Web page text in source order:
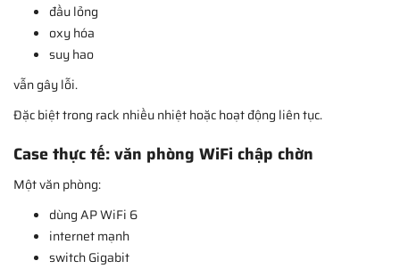
đầu lỏng
oxy hóa
suy hao
vẫn gây lỗi.
Đặc biệt trong rack nhiều nhiệt hoặc hoạt động liên tục.
Case thực tế: văn phòng WiFi chập chờn
Một văn phòng:
dùng AP WiFi 6
internet mạnh
switch Gigabit